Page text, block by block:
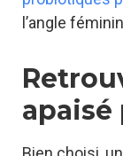
l’angle